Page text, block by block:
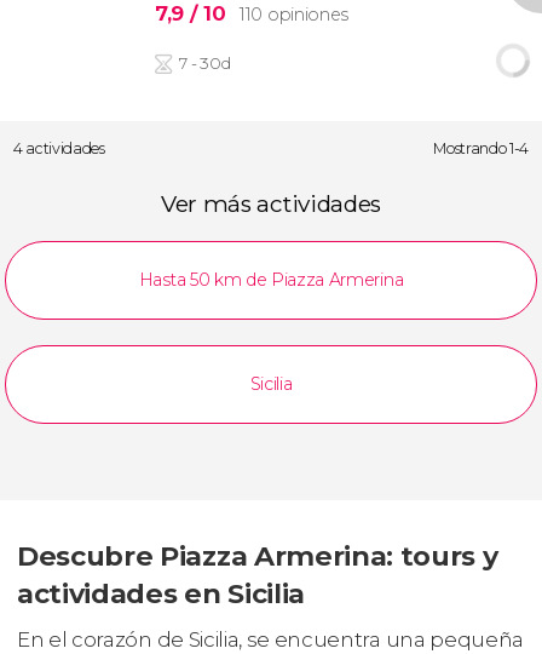
7,9 / 10 110 opiniones
7 - 30d
4 actividades Mostrando 1-4
Ver más actividades
Hasta 50 km de Piazza Armerina
Sicilia
Descubre Piazza Armerina: tours y
actividades en Sicilia
En el corazón de Sicilia, se encuentra una pequeña